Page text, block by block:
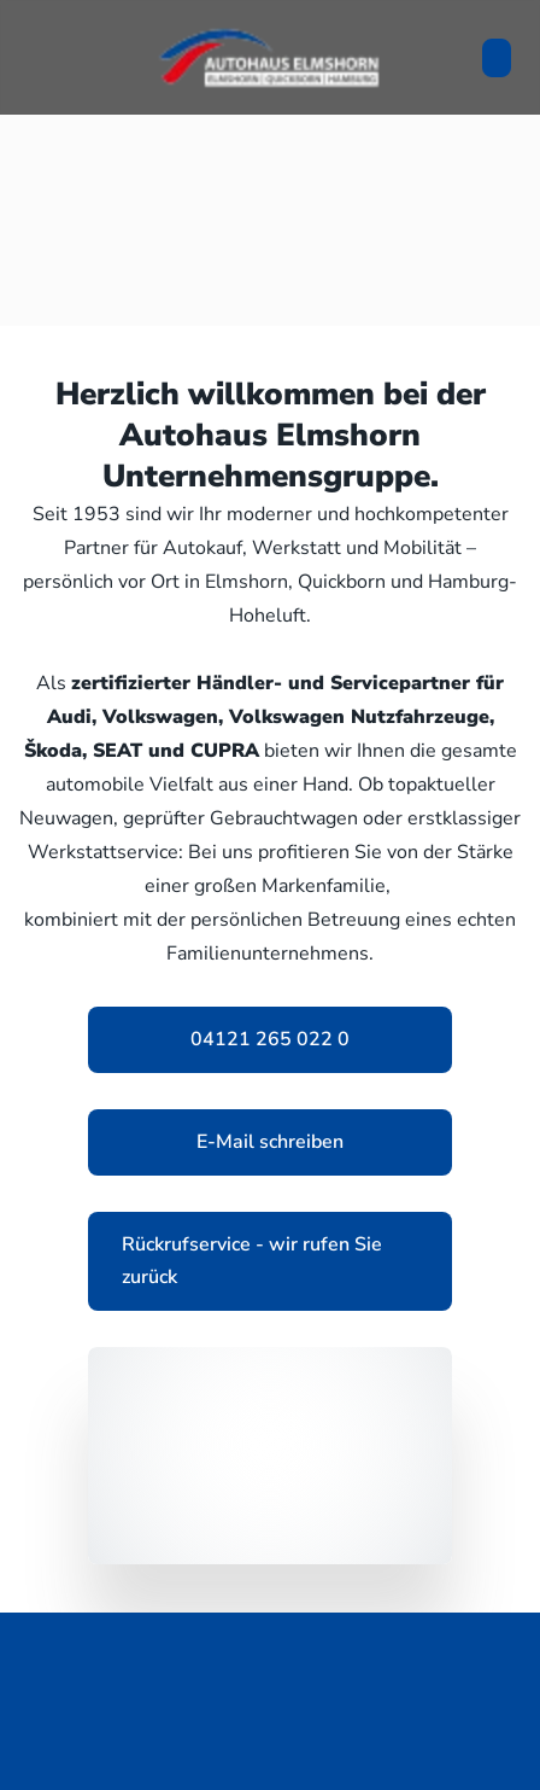
Herzlich willkommen bei der
Autohaus Elmshorn
Unternehmensgruppe.
Seit 1953 sind wir Ihr moderner und hochkompetenter
Partner für Autokauf, Werkstatt und Mobilität –
persönlich vor Ort in Elmshorn, Quickborn und Hamburg-
Hoheluft.
Als zertifizierter Händler- und Servicepartner für
Audi, Volkswagen, Volkswagen Nutzfahrzeuge,
Škoda, SEAT und CUPRAbieten wir Ihnen die gesamte
automobile Vielfalt aus einer Hand. Ob topaktueller
Neuwagen, geprüfter Gebrauchtwagen oder erstklassiger
Werkstattservice: Bei uns profitieren Sie von der Stärke
einer großen Markenfamilie,
kombiniert mit der persönlichen Betreuung eines echten
Familienunternehmens.
04121 265 022 0
E-Mail schreiben
Rückrufservice - wir rufen Sie
zurück